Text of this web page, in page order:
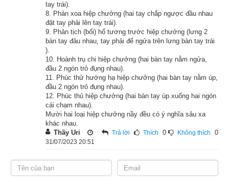
Từ miệng đức Phật phóng ra một đạo hào quang ngũ sắc, ánh
sáng chiếu rọi khắp đại thiên thế giới, vỗ về thân tâm của mọi
loài chúng sinh, khiến cho họ có cảm giác mát mẻ, giải thoát.
Đức Phật đoan nghiêm ngồi trên tòa báu và nói:
– Từ vô lượng kiếp trong quá khứ về trước, trong thế giới Ta-
bà này có một vị Chuyển Luân Thánh Vương tên gọi là Đại
Quang Minh. Vua là người rất phúc đức và trí huệ, nhân từ và
rộng lượng đối với người khác, thích cứu giúp kẻ bần cùng,
Vua của nước láng giềng xưa nay vẫn giữ tình giao hảo với
tay trái).
8. Phản xoa hiệp chưởng (hai tay chắp ngược đầu nhau
đặt tay phải lên tay trái).
9. Phản tịch (bối) hổ tương trước hiệp chưởng (lưng 2
bàn tay đâu nhau, tay phải để ngửa trên lưng bàn tay trái
).
10. Hoành trụ chi hiệp chưởng (hai bàn tay nằm ngửa,
đầu 2 ngón trỏ đụng nhau).
11. Phúc thử hướng hạ hiệp chưởng (hai bàn tay nằm úp,
đầu 2 ngón trỏ đụng nhau).
12. Phúc thủ hiệp chưởng (hai bàn tay úp xuống hai ngón
cái chạm nhau).
Mười hai loại hiệp chưởng nầy đều có ý nghĩa sâu xa
khác nhau.
Thầy Uri
Trả lời Thích 0 Không thích 0
31/07/2023 20:51